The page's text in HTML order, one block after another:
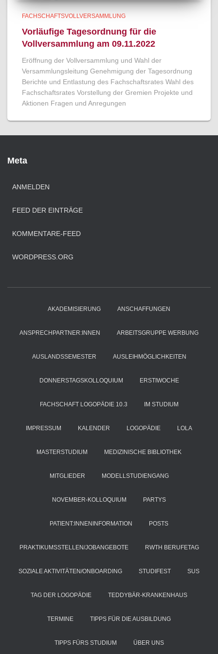
FACHSCHAFTSVOLLVERSAMMLUNG
Vorläufige Tagesordnung für die
Vollversammlung am 09.11.2022
Eröffnung der Vollversammlung und Wahl der
Versammlungsleitung Genehmigung der Tagesordnung
Berichte und Entlastung des Fachschaftsrates Wahl des
Fachschaftsrates Vorstellung der Gremien Projekte und
Aktionen Fragen und Anregungen
Meta
ANMELDEN
FEED DER EINTRÄGE
KOMMENTARE-FEED
WORDPRESS.ORG
AKADEMISIERUNG ANSCHAFFUNGEN
ANSPRECHPARTNER:INNEN ARBEITSGRUPPE WERBUNG
AUSLANDSSEMESTER AUSLEIHMÖGLICHKEITEN
DONNERSTAGSKOLLOQUIUM ERSTIWOCHE
FACHSCHAFT LOGOPÄDIE 10.3 IM STUDIUM
IMPRESSUM KALENDER LOGOPÄDIE LOLA
MASTERSTUDIUM MEDIZINISCHE BIBLIOTHEK
MITGLIEDER MODELLSTUDIENGANG
NOVEMBER-KOLLOQUIUM PARTYS
PATIENT:INNENINFORMATION POSTS
PRAKTIKUMSSTELLEN/JOBANGEBOTE RWTH BERUFETAG
SOZIALE AKTIVITÄTEN/ONBOARDING STUDIFEST SUS
TAG DER LOGOPÄDIE TEDDYBÄR-KRANKENHAUS
TERMINE TIPPS FÜR DIE AUSBILDUNG
TIPPS FÜRS STUDIUM ÜBER UNS